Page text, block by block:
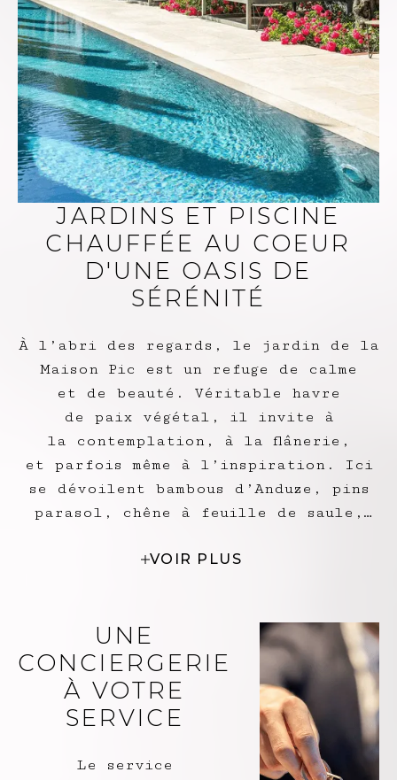
JARDINS ET PISCINE
CHAUFFÉE AU COEUR
D'UNE OASIS DE
SÉRÉNITÉ
À l’abri des regards, le jardin de la
Maison Pic est un refuge de calme
et de beauté. Véritable havre
de paix végétal, il invite à
la contemplation, à la flânerie,
et parfois même à l’inspiration. Ici
se dévoilent bambous d’Anduze, pins
parasol, chêne à feuille de saule,
aspérule odorante. Un peu plus loin,
contemporaines se fond subtilement
dans le paysage où ifs, oliviers et
rosiers créent une atmosphère
paisible.
VOIR PLUS
UNE
CONCIERGERIE
À VOTRE
SERVICE
Le service